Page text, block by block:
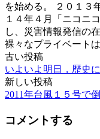
を始める。 ２０１３
１４年４月「ニコニ
し、災害情報発信の
裸々なプライベート
投
稿
ナ
ビ
古い投稿
いよいよ明日，歴史
新しい投稿
2011年台風１５号で
コメントする